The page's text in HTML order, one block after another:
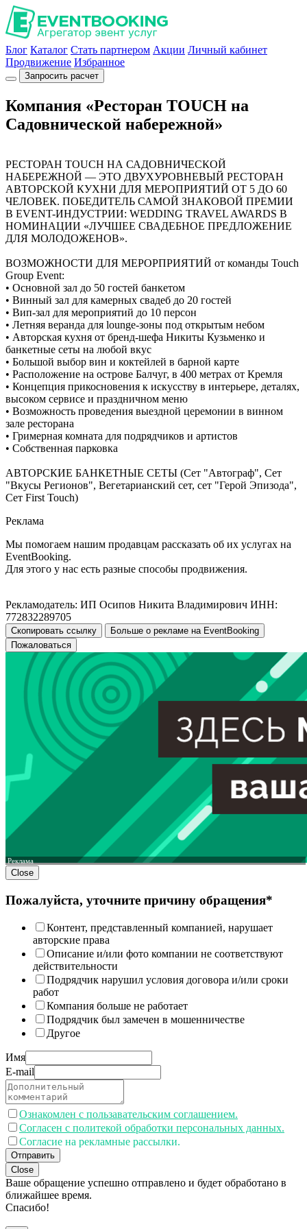
Блог Каталог Стать партнером Акции Личный кабинет
Продвижение Избранное
Запросить расчет
Компания «Ресторан TOUCH на
Садовнической набережной»
РЕСТОРАН TOUCH НА САДОВНИЧЕСКОЙ
НАБЕРЕЖНОЙ — ЭТО ДВУХУРОВНЕВЫЙ РЕСТОРАН
АВТОРСКОЙ КУХНИ ДЛЯ МЕРОПРИЯТИЙ ОТ 5 ДО 60
ЧЕЛОВЕК. ПОБЕДИТЕЛЬ САМОЙ ЗНАКОВОЙ ПРЕМИИ
В EVENT-ИНДУСТРИИ: WEDDING TRAVEL AWARDS В
НОМИНАЦИИ «ЛУЧШЕЕ СВАДЕБНОЕ ПРЕДЛОЖЕНИЕ
ДЛЯ МОЛОДОЖЕНОВ».
ВОЗМОЖНОСТИ ДЛЯ МЕРОРПРИЯТИЙ от команды Touch
Group Event:
• Основной зал до 50 гостей банкетом
• Винный зал для камерных свадеб до 20 гостей
• Вип-зал для мероприятий до 10 персон
• Летняя веранда для lounge-зоны под открытым небом
• Авторская кухня от бренд-шефа Никиты Кузьменко и
банкетные сеты на любой вкус
• Большой выбор вин и коктейлей в барной карте
• Расположение на острове Балчуг, в 400 метрах от Кремля
• Концепция прикосновения к искусству в интерьере, деталях,
высоком сервисе и праздничном меню
• Возможность проведения выездной церемонии в винном
зале ресторана
• Гримерная комната для подрядчиков и артистов
• Собственная парковка
АВТОРСКИЕ БАНКЕТНЫЕ СЕТЫ (Сет "Автограф", Сет
"Вкусы Регионов", Вегетарианский сет, сет "Герой Эпизода",
Сет First Touch)
Реклама
Мы помогаем нашим продавцам рассказать об их услугах на
EventBooking.
Для этого у нас есть разные способы продвижения.
Рекламодатель: ИП Осипов Никита Владимирович ИНН:
772832289705
Скопировать ссылку
Больше о рекламе на EventBooking
Пожаловаться
Реклама
Close
Пожалуйста, уточните причину обращения*
Контент, представленный компанией, нарушает
авторские права
Описание и/или фото компании не соответствуют
действительности
Подрядчик нарушил условия договора и/или сроки
работ
Компания больше не работает
Подрядчик был замечен в мошенничестве
Другое
Имя
E-mail
Ознакомлен с пользавательским соглашением.
Согласен с политекой обработки персональных данных.
Согласие на рекламные рассылки.
Отправить
Close
Ваше обращение успешно отправлено и будет обработано в
ближайшее время.
Спасибо!